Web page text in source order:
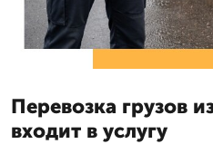
Перевозка грузов
входит в услугу